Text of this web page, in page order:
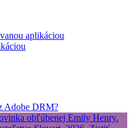
aplikáciou
Adobe DRM?